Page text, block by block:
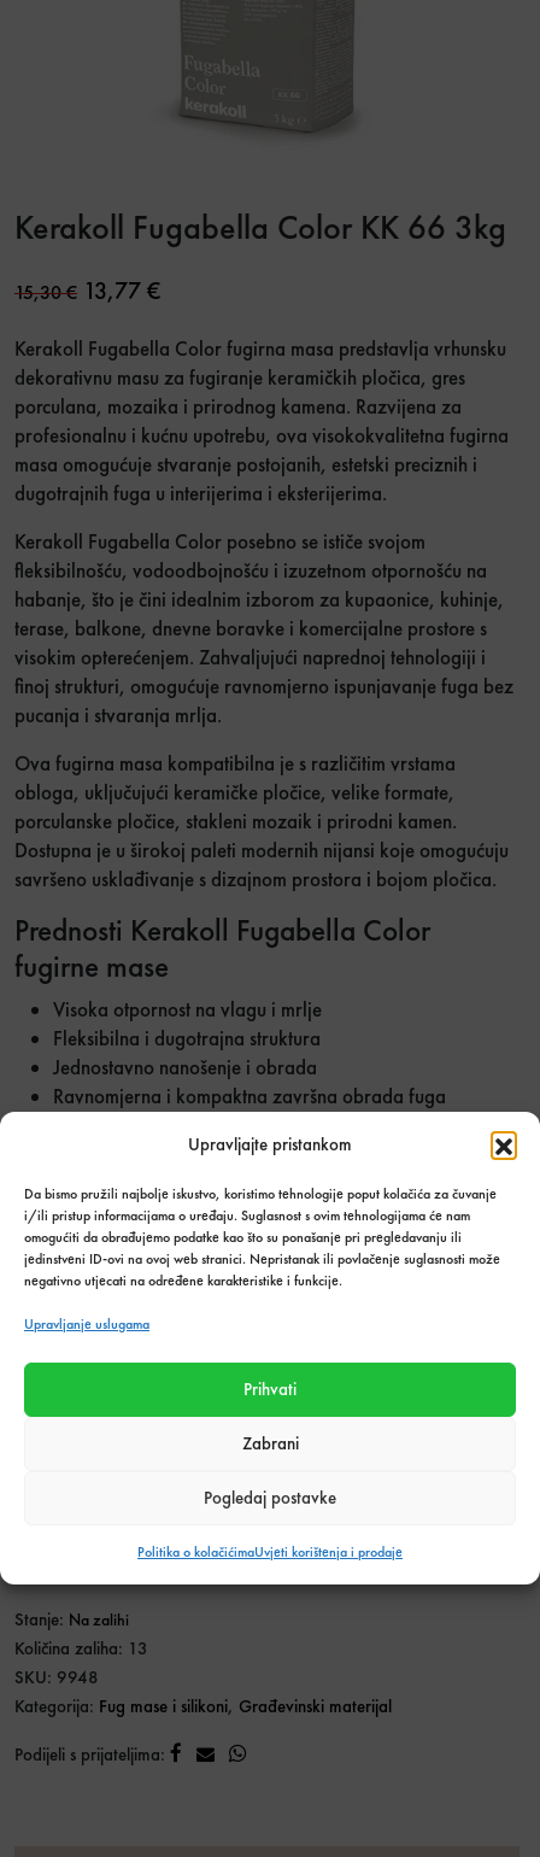
Upravljajte pristankom
Da bismo pružili najbolje iskustvo, koristimo tehnologije poput kolačića za čuvanje
i/ili pristup informacijama o uređaju. Suglasnost s ovim tehnologijama će nam
omogućiti da obrađujemo podatke kao što su ponašanje pri pregledavanju ili
jedinstveni ID-ovi na ovoj web stranici. Nepristanak ili povlačenje suglasnosti može
negativno utjecati na određene karakteristike i funkcije.
Upravljanje uslugama
Prihvati
Zabrani
Pogledaj postavke
Politika o kolačićimaUvjeti korištenja i prodaje
Kerakoll Fugabella Color KK 66 3kg
15,30€ Original price was: 15,30 €.
13,77€Current price is: 13,77 €.
Kerakoll Fugabella Color fugirna masa predstavlja vrhunsku
dekorativnu masu za fugiranje keramičkih pločica, gres
porculana, mozaika i prirodnog kamena. Razvijena za
profesionalnu i kućnu upotrebu, ova visokokvalitetna fugirna
masa omogućuje stvaranje postojanih, estetski preciznih i
dugotrajnih fuga u interijerima i eksterijerima.
Kerakoll Fugabella Color posebno se ističe svojom
fleksibilnošću, vodoodbojnošću i izuzetnom otpornošću na
habanje, što je čini idealnim izborom za kupaonice, kuhinje,
terase, balkone, dnevne boravke i komercijalne prostore s
visokim opterećenjem. Zahvaljujući naprednoj tehnologiji i
finoj strukturi, omogućuje ravnomjerno ispunjavanje fuga bez
pucanja i stvaranja mrlja.
Ova fugirna masa kompatibilna je s različitim vrstama
obloga, uključujući keramičke pločice, velike formate,
porculanske pločice, stakleni mozaik i prirodni kamen.
Dostupna je u širokoj paleti modernih nijansi koje omogućuju
savršeno usklađivanje s dizajnom prostora i bojom pločica.
Prednosti Kerakoll Fugabella Color
fugirne mase
Visoka otpornost na vlagu i mrlje
Fleksibilna i dugotrajna struktura
Jednostavno nanošenje i obrada
Ravnomjerna i kompaktna završna obrada fuga
Idealna za unutarnje i vanjske prostore
Pogodna za podne i zidne obloge
Širok izbor dekorativnih boja
Kerakoll Fugabella Color fugirna masa omogućuje
profesionalan završni izgled svake keramičke površine te
doprinosi dugotrajnosti i estetici prostora. Zahvaljujući
održavanju, predstavlja odlično rješenje za moderne
stambene i poslovne projekte.
Kerakoll Fugabella Color KK 66 3kg
Dodaj u listu želja
Stanje: Na zalihi
Količina zaliha: 13
SKU: 9948
Kategorija: Fug mase i silikoni, Građevinski materijal
Podijeli s prijateljima: